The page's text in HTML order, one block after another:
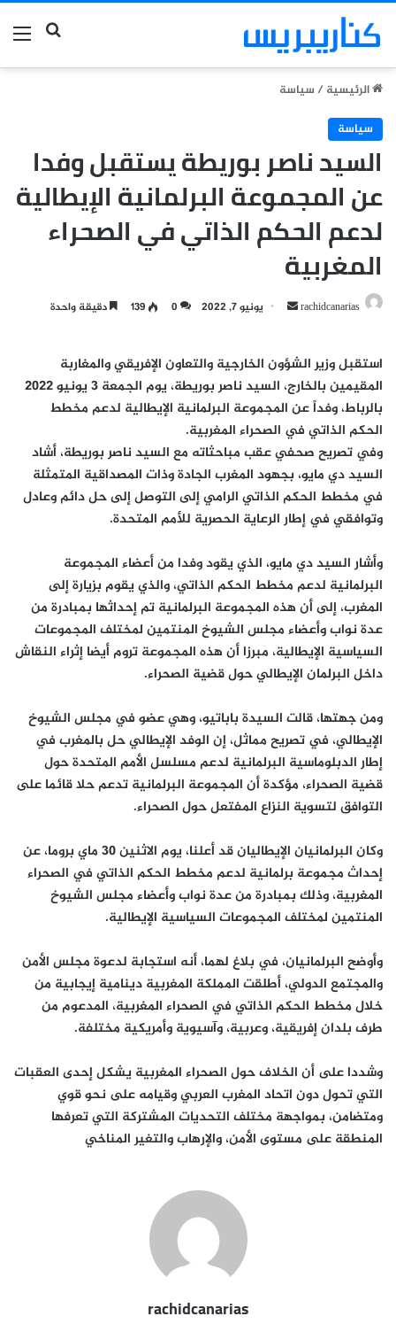
بحث
الرئيسية/ سياسة
سياسة
السيد ناصر بوريطة يستقبل وفدا
عن المجموعة البرلمانية الإيطالية
لدعم الحكم الذاتي في الصحراء
المغربية
rachidcanarias
أرسل يونيو 7, 2022 0
139 دقيقة واحدة
استقبل وزير الشؤون الخارجية والتعاون الإفريقي والمغاربة
المقيمين بالخارج، السيد ناصر بوريطة، يوم الجمعة 3 يونيو 2022
بالرباط، وفداً عن المجموعة البرلمانية الإيطالية لدعم مخطط
الحكم الذاتي في الصحراء المغربية.
وفي تصريح صحفي عقب مباحثاته مع السيد ناصر بوريطة، أشاد
السيد دي مايو، بجهود المغرب الجادة وذات المصداقية المتمثلة
في مخطط الحكم الذاتي الرامي إلى التوصل إلى حل دائم وعادل
وتوافقي في إطار الرعاية الحصرية للأمم المتحدة.
وأشار السيد دي مايو، الذي يقود وفدا من أعضاء المجموعة
البرلمانية لدعم مخطط الحكم الذاتي، والذي يقوم بزيارة إلى
المغرب، إلى أن هذه المجموعة البرلمانية تم إحداثها بمبادرة من
عدة نواب وأعضاء مجلس الشيوخ المنتمين لمختلف المجموعات
السياسية الإيطالية، مبرزا أن هذه المجموعة تروم أيضا إثراء النقاش
داخل البرلمان الإيطالي حول قضية الصحراء.
ومن جهتها، قالت السيدة باباتيو، وهي عضو في مجلس الشيوخ
الإيطالي، في تصريح مماثل، إن الوفد الإيطالي حل بالمغرب في
إطار الدبلوماسية البرلمانية لدعم مسلسل الأمم المتحدة حول
قضية الصحراء، مؤكدة أن المجموعة البرلمانية تدعم حلا قائما على
التوافق لتسوية النزاع المفتعل حول الصحراء.
وكان البرلمانيان الإيطاليان قد أعلنا، يوم الاثنين 30 ماي بروما، عن
إحداث مجموعة برلمانية لدعم مخطط الحكم الذاتي في الصحراء
المغربية، وذلك بمبادرة من عدة نواب وأعضاء مجلس الشيوخ
المنتمين لمختلف المجموعات السياسية الإيطالية.
وأوضح البرلمانيان، في بلاغ لهما، أنه استجابة لدعوة مجلس الأمن
والمجتمع الدولي، أطلقت المملكة المغربية دينامية إيجابية من
خلال مخطط الحكم الذاتي في الصحراء المغربية، المدعوم من
طرف بلدان إفريقية، وعربية، وآسيوية وأمريكية مختلفة.
وشددا على أن الخلاف حول الصحراء المغربية يشكل إحدى العقبات
التي تحول دون اتحاد المغرب العربي وقيامه على نحو قوي
ومتضامن، بمواجهة مختلف التحديات المشتركة التي تعرفها
المنطقة على مستوى الأمن، والإرهاب والتغير المناخي
rachidcanarias